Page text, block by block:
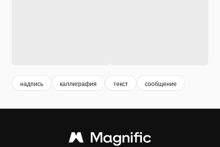
надпись каллиграфия текст сообщение